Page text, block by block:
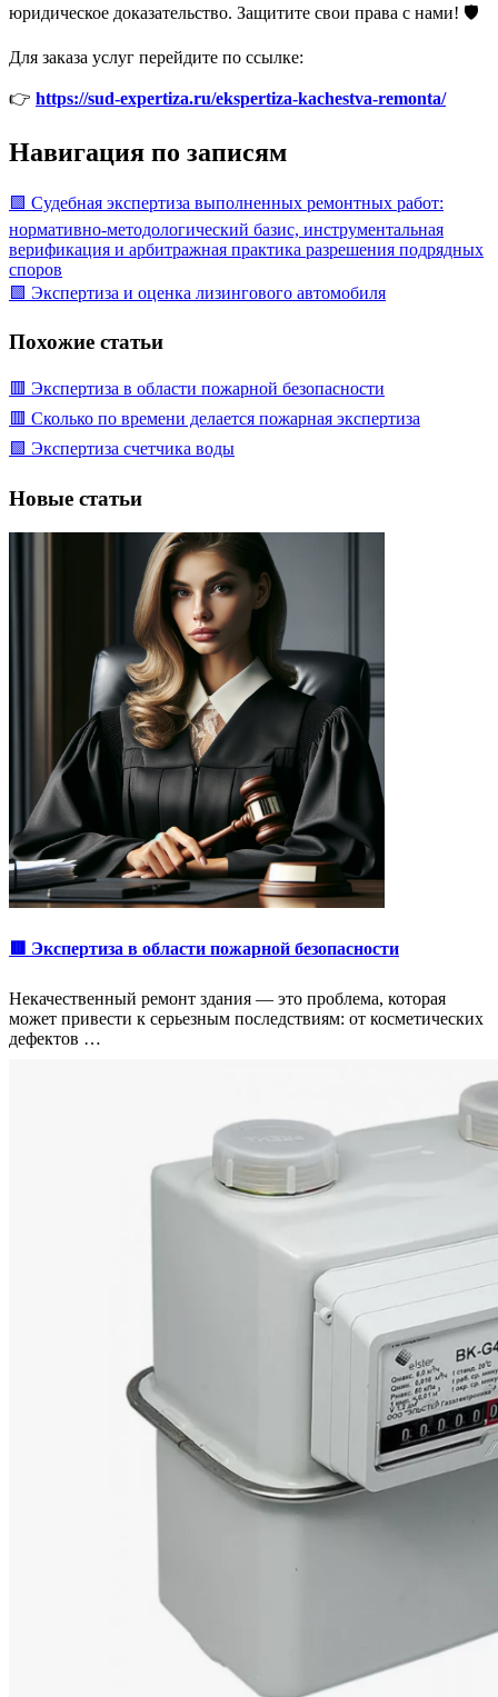
юридическое доказательство. Защитите свои права с нами! 🛡️
Для заказа услуг перейдите по ссылке:
👉 https://sud-expertiza.ru/ekspertiza-kachestva-remonta/
Навигация по записям
🟩 Судебная экспертиза выполненных ремонтных работ:
нормативно-методологический базис, инструментальная
верификация и арбитражная практика разрешения подрядных
споров
🟩 Экспертиза и оценка лизингового автомобиля
Похожие статьи
🟥 Экспертиза в области пожарной безопасности
🟥 Сколько по времени делается пожарная экспертиза
🟩 Экспертиза счетчика воды
Новые статьи
🟥 Экспертиза в области пожарной безопасности
Некачественный ремонт здания — это проблема, которая
может привести к серьезным последствиям: от косметических
дефектов …